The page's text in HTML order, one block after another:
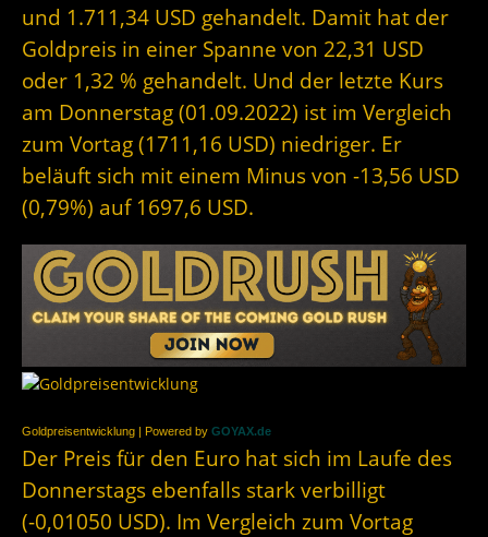
und 1.711,34 USD gehandelt. Damit hat der
Goldpreis in einer Spanne von 22,31 USD
oder 1,32 % gehandelt. Und der letzte Kurs
am Donnerstag (01.09.2022) ist im Vergleich
zum Vortag (1711,16 USD) niedriger. Er
beläuft sich mit einem Minus von -13,56 USD
(0,79%) auf 1697,6 USD.
Goldpreisentwicklung | Powered by GOYAX.de
Der Preis für den Euro hat sich im Laufe des
Donnerstags ebenfalls stark verbilligt
(-0,01050 USD). Im Vergleich zum Vortag